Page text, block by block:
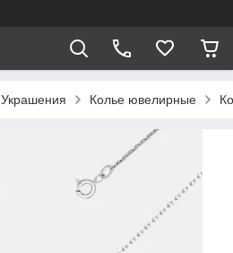
Украшения Колье ювелирные